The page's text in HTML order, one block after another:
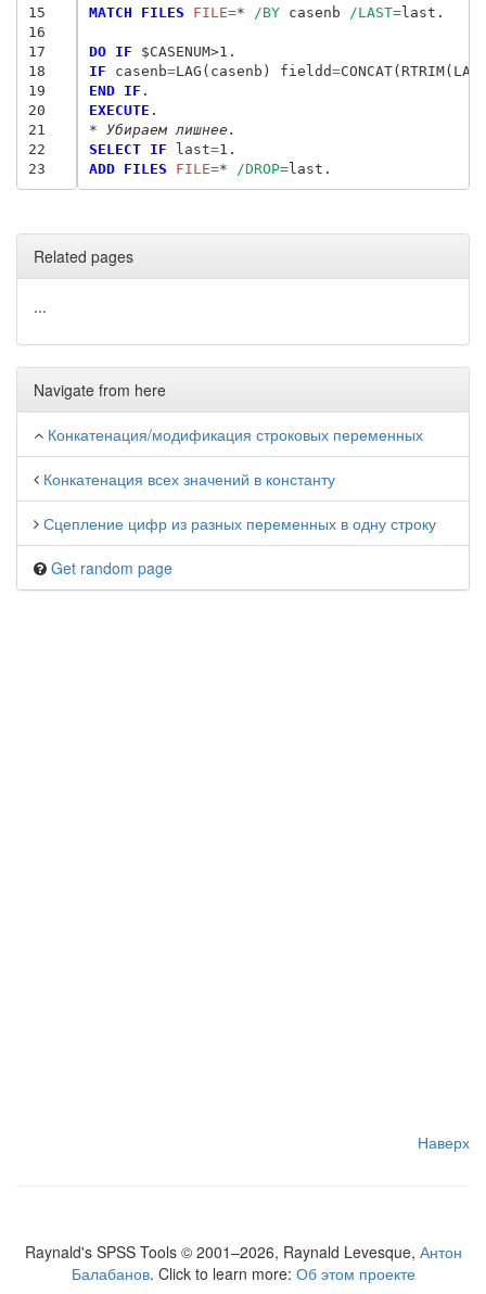
15
16
17
18
19
20
21
22
23
MATCH FILES FILE=* /BY casenb /LAST=last.
DO IF
IF casenb=LAG(casenb) fieldd=
END IF
EXECUTE
* Убираем лишнее.
SELECT IF last=
ADD FILES FILE=* /DROP=
Related pages
...
Navigate from here
Конкатенация/модификация строковых переменных
Конкатенация всех значений в константу
Сцепление цифр из разных переменных в одну строку
Get random page
Наверх
Raynald's SPSS Tools © 2001–2026, Raynald Levesque, Антон
Балабанов. Click to learn more: Об этом проекте